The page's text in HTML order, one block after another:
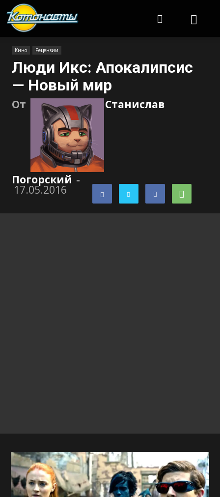
Кино Рецензии
Люди Икс: Апокалипсис
— Новый мир
От Станислав
Погорский -
17.05.2016